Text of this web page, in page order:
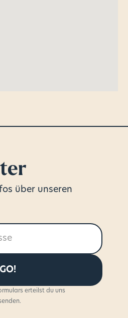
über unseren
erteilst du uns